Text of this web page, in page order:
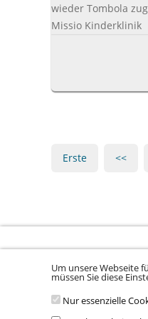
Erste <<
Sitemap laden ...
Um unsere Webseite
müssen Sie diese
Nur essenzielle